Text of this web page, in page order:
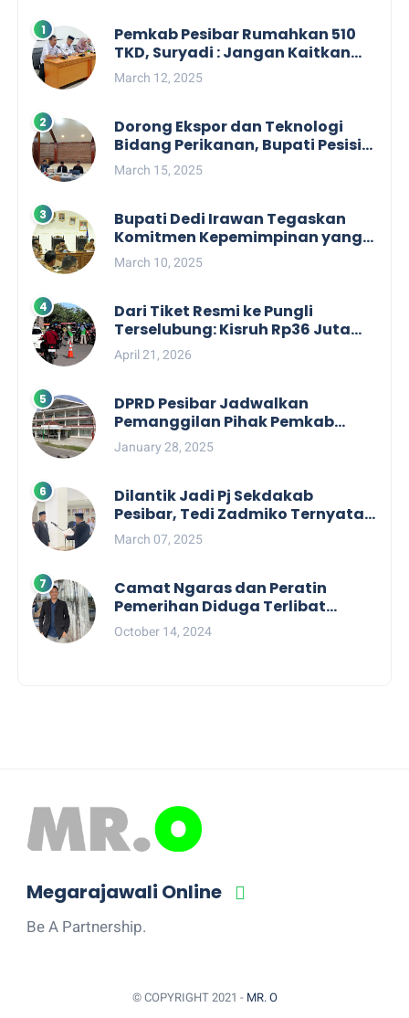
Pemkab Pesibar Rumahkan 510
TKD, Suryadi : Jangan Kaitkan
Dengan Kepentingan Politik
March 12, 2025
Dorong Ekspor dan Teknologi
Bidang Perikanan, Bupati Pesisir
Barat Audiensi Terkait Sister City
March 15, 2025
Bupati Dedi Irawan Tegaskan
Komitmen Kepemimpinan yang
Berpihak kepada Masyarakat
dalam Rapat Koordinasi OPD
March 10, 2025
Dari Tiket Resmi ke Pungli
Terselubung: Kisruh Rp36 Juta
Pengelolaan Tiket Pantai
Labuhan Jukung
April 21, 2026
DPRD Pesibar Jadwalkan
Pemanggilan Pihak Pemkab
Terkait Nasib dan Status TKD di
Tahun 2025
January 28, 2025
Dilantik Jadi Pj Sekdakab
Pesibar, Tedi Zadmiko Ternyata
Punya Rekam Jejak Gemilang
March 07, 2025
Camat Ngaras dan Peratin
Pemerihan Diduga Terlibat
Politik Praktis, Mahasiswa
Pesibar Desak Bawaslu
October 14, 2024
Megarajawali Online
Be A Partnership.
© COPYRIGHT 2021 - MR. O